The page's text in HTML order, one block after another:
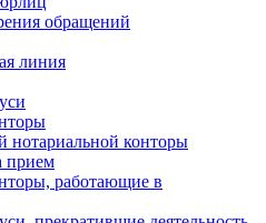
обращений
линия
конторы
прием
работающие в